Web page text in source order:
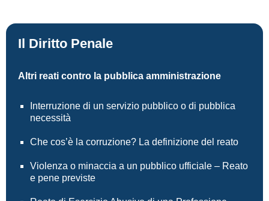
Il Diritto Penale
Altri reati contro la pubblica amministrazione
Interruzione di un servizio pubblico o di pubblica
necessità
Che cos’è la corruzione? La definizione del reato
Violenza o minaccia a un pubblico ufficiale – Reato
e pene previste